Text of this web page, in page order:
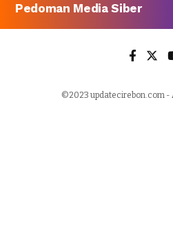
Pedoman Media Siber
©2023 updatecirebon.com -